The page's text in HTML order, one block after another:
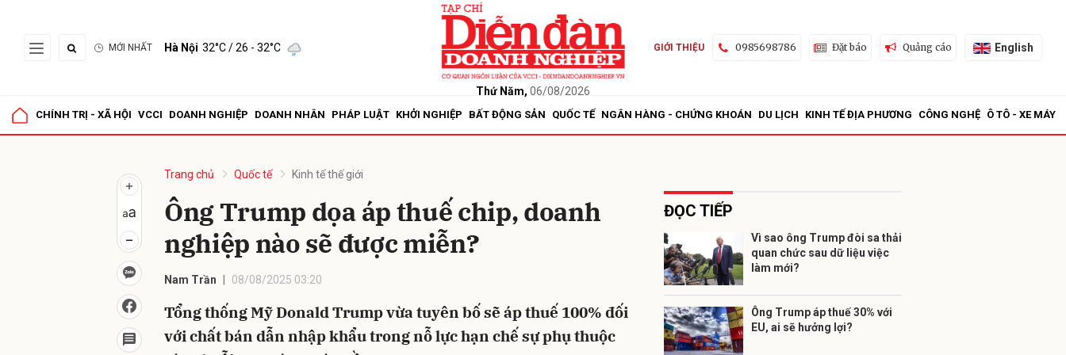
MỚI NHẤT Hà Nội 32°C/ 26 - 32°C
Thứ Năm, 06/08/2026
GIỚI THIỆU 0985698786 Đặt báo Quảng cáo English
CHÍNH TRỊ - XÃ HỘI VCCI DOANH NGHIỆP DOANH NHÂN PHÁP LUẬT KHỞI NGHIỆP BẤT ĐỘNG SẢN QUỐC TẾ NGÂN HÀNG - CHỨNG KHOÁN DU LỊCH KINH TẾ ĐỊA PHƯƠNG CÔNG NGHỆ Ô TÔ - XE MÁY
Trang chủ Quốc tế Kinh tế thế giới
Ông Trump dọa áp thuế chip, doanh
nghiệp nào sẽ được miễn?
Nam Trần 08/08/2025 03:20
Tổng thống Mỹ Donald Trump vừa tuyên bố sẽ áp thuế 100% đối
với chất bán dẫn nhập khẩu trong nỗ lực hạn chế sự phụ thuộc
ĐỌC TIẾP
Vì sao ông Trump đòi sa thải
quan chức sau dữ liệu việc
làm mới?
Ông Trump áp thuế 30% với
EU, ai sẽ hưởng lợi?
Gửi